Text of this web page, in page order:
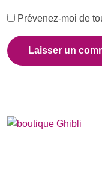
Prévenez-moi de